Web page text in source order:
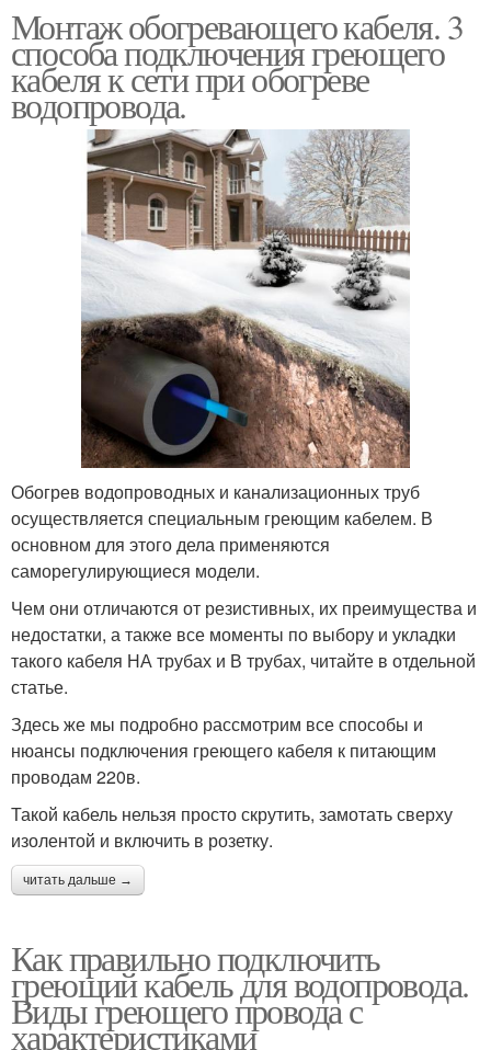
Монтаж обогревающего кабеля. 3
способа подключения греющего
кабеля к сети при обогреве
водопровода.
Обогрев водопроводных и канализационных труб
осуществляется специальным греющим кабелем. В
основном для этого дела применяются
саморегулирующиеся модели.
Чем они отличаются от резистивных, их преимущества и
недостатки, а также все моменты по выбору и укладки
такого кабеля НА трубах и В трубах, читайте в отдельной
статье.
Здесь же мы подробно рассмотрим все способы и
нюансы подключения греющего кабеля к питающим
проводам 220в.
Такой кабель нельзя просто скрутить, замотать сверху
изолентой и включить в розетку.
читать дальше →
Как правильно подключить
греющий кабель для водопровода.
Виды греющего провода с
характеристиками